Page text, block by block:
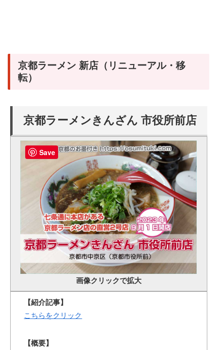
京都ラーメン 新店（リニューアル・移
転）
京都ラーメンきんざん 市役所前店
画像クリックで拡大
【紹介記事】
こちらをクリック
【概要】
Save